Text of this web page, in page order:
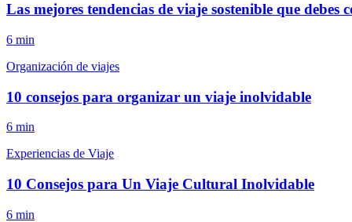
Las mejores tendencias de viaje sostenible que debes
6 min
Organización de viajes
10 consejos para organizar un viaje inolvidable
6 min
Experiencias de Viaje
10 Consejos para Un Viaje Cultural Inolvidable
6 min